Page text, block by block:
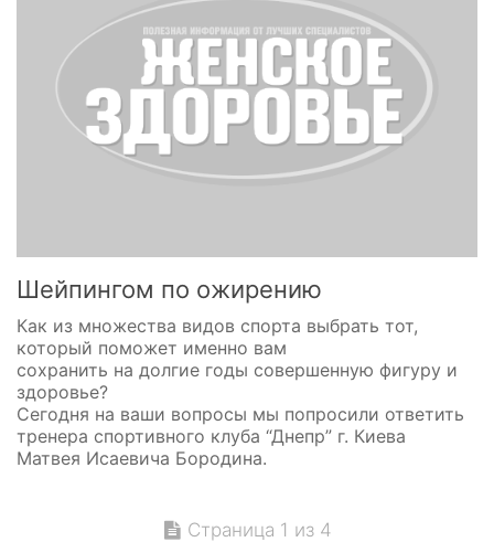
Шейпингом по ожирению
Как из множества видов спорта выбрать тот,
который поможет именно вам
сохранить на долгие годы совершенную фигуру и
здоровье?
Сегодня на ваши вопросы мы попросили ответить
тренера спортивного клуба “Днепр” г. Киева
Матвея Исаевича Бородина.
Страница 1 из 4